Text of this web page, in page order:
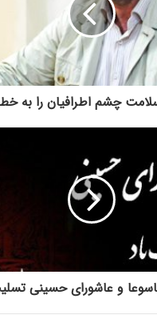
چشم اطرافیان را به
و عاشورای حسینی